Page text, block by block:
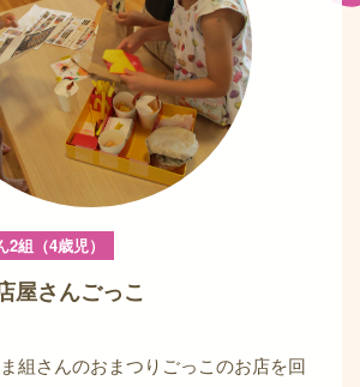
2組（4歳児）
屋さんごっこ
組さんのおまつりごっこのお店を回